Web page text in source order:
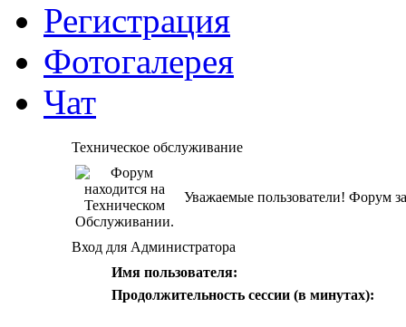
Регистрация
Фотогалерея
Чат
Техническое обслуживание
Уважаемые пользователи! Форум
Вход для Администратора
Имя пользователя:
Продолжительность сессии (в минутах):